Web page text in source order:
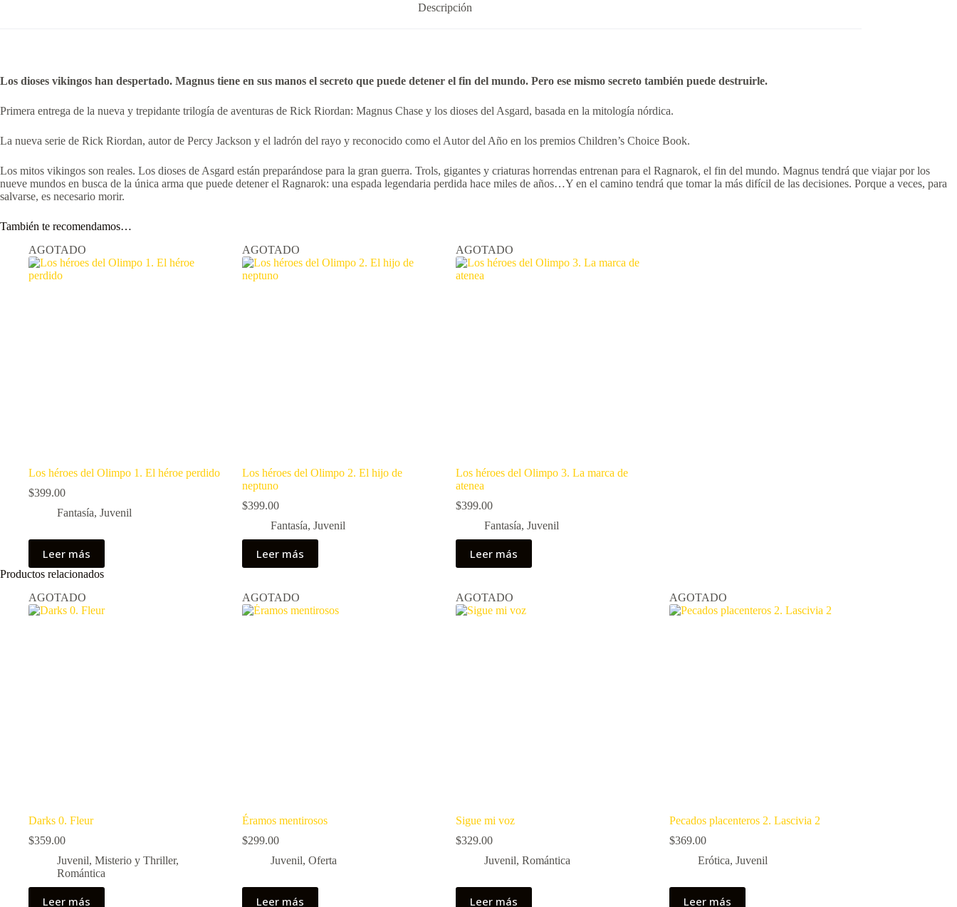
Descripción
Los dioses vikingos han despertado. Magnus tiene en sus manos el secreto que puede detener el fin del mundo. Pero ese mismo secreto también puede destruirle.
Primera entrega de la nueva y trepidante trilogía de aventuras de Rick Riordan: Magnus Chase y los dioses del Asgard, basada en la mitología nórdica.
La nueva serie de Rick Riordan, autor de Percy Jackson y el ladrón del rayo y reconocido como el Autor del Año en los premios Children’s Choice Book.
Los mitos vikingos son reales. Los dioses de Asgard están preparándose para la gran guerra. Trols, gigantes y criaturas horrendas entrenan para el Ragnarok, el fin del mundo. Magnus tendrá que viajar por los
nueve mundos en busca de la única arma que puede detener el Ragnarok: una espada legendaria perdida hace miles de años…Y en el camino tendrá que tomar la más difícil de las decisiones. Porque a veces, para
salvarse, es necesario morir.
También te recomendamos…
AGOTADO
Los héroes del Olimpo 1. El héroe perdido
$399.00
Fantasía, Juvenil
Leer más
AGOTADO
Los héroes del Olimpo 2. El hijo de
neptuno
$399.00
Fantasía, Juvenil
Leer más
AGOTADO
Los héroes del Olimpo 3. La marca de
atenea
$399.00
Fantasía, Juvenil
Leer más
Productos relacionados
AGOTADO
Darks 0. Fleur
$359.00
Juvenil, Misterio y Thriller,
Romántica
Leer más
AGOTADO
Éramos mentirosos
$299.00
Juvenil, Oferta
Leer más
AGOTADO
Sigue mi voz
$329.00
Juvenil, Romántica
Leer más
AGOTADO
Pecados placenteros 2. Lascivia 2
$369.00
Erótica, Juvenil
Leer más